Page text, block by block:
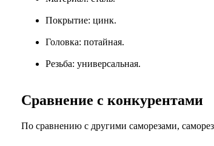
Покрытие: цинк.
Головка: потайная.
Резьба: универсальная.
Сравнение с конкурентами
По сравнению с другими саморезами,